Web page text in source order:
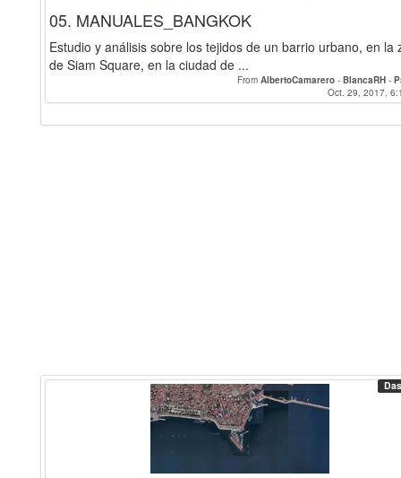
05. MANUALES_BANGKOK
Estudio y análisis sobre los tejidos de un barrio urbano, en la
de Siam Square, en la ciudad de ...
From AlbertoCamarero - BlancaRH -
Oct. 29, 2017,